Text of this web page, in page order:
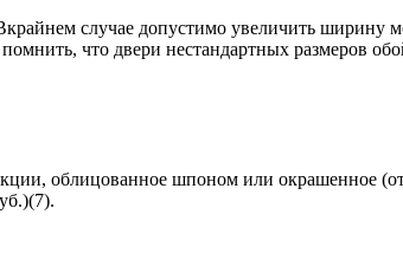
случае допустимо увеличить
что двери нестандартных размеров
облицованное шпоном или окрашенное